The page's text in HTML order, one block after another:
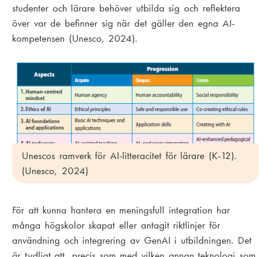
studenter och lärare behöver utbilda sig och reflektera
över var de befinner sig när det gäller den egna AI-
kompetensen (Unesco, 2024).
Unescos ramverk för AI-litteracitet för lärare (K-12).
(Unesco, 2024)
För att kunna hantera en meningsfull integration har
många högskolor skapat eller antagit riktlinjer för
användning och integrering av GenAI i utbildningen. Det